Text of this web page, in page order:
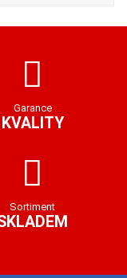
Garance
KVALITY
Sortiment